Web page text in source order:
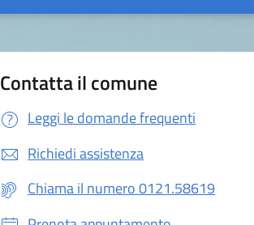
Contatta il comune
Leggi le domande frequenti
Richiedi assistenza
Chiama il numero 0121.58619